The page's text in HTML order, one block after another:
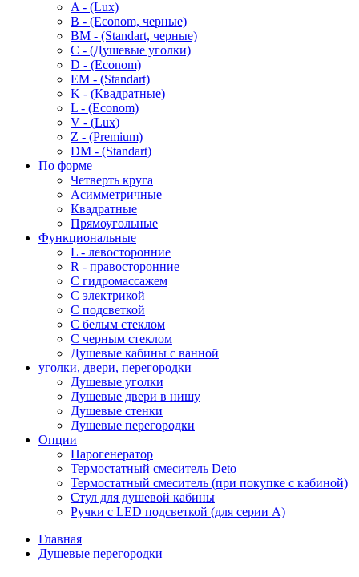
A - (Lux)
B - (Econom, черные)
BM - (Standart, черные)
C - (Душевые уголки)
D - (Econom)
EM - (Standart)
K - (Квадратные)
L - (Econom)
V - (Lux)
Z - (Premium)
DM - (Standart)
По форме
Четверть круга
Асимметричные
Квадратные
Прямоугольные
Функциональные
L - левосторонние
R - правосторонние
С гидромассажем
С электрикой
С подсветкой
С белым стеклом
С черным стеклом
Душевые кабины с ванной
уголки, двери, перегородки
Душевые уголки
Душевые двери в нишу
Душевые стенки
Душевые перегородки
Опции
Парогенератор
Термостатный смеситель Deto
Термостатный смеситель (при покупке с кабиной)
Стул для душевой кабины
Ручки с LED подсветкой (для серии A)
Главная
Душевые перегородки